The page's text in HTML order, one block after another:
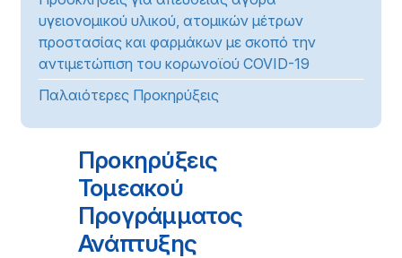
υγειονομικού υλικού, ατομικών μέτρων
προστασίας και φαρμάκων με σκοπό την
αντιμετώπιση του κορωνοϊού COVID-19
Παλαιότερες Προκηρύξεις
Προκηρύξεις
Τομεακού
Προγράμματος
Ανάπτυξης